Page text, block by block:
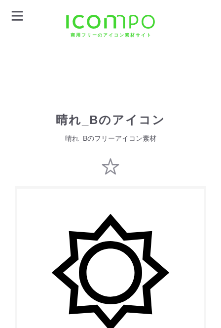
商用フリーのアイコン素材サイト
晴れ_Bのアイコン
晴れ_Bのフリーアイコン素材